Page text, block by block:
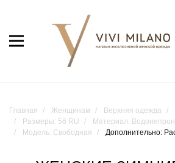
Главная Женщинам Верхняя одежда
Размеры: 56 RU
Материал:
Модель: Свободная
Дополнительно: